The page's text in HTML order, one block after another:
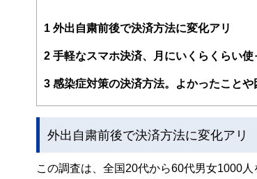
案から記事掲載まですべての工程に関わる
FinancialFieldの特徴は、ファイナンシャ
ー、公認会計士、社会保険労務士、行政書
私たちは、快適でより良い生活のアイデア
1 外出自粛前後で決済方法に変化アリ
2 手軽なスマホ決済、月にいくらくらい使
3 感染症対策の決済方法。よかったことや
外出自粛前後で決済方法に変化アリ
この調査は、全国20代から60代男女1000